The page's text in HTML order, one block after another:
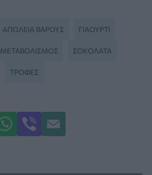
ΑΠΏΛΕΙΑ ΒΆΡΟΥΣ ΓΙΑΟΎΡΤΙ
ΜΕΤΑΒΟΛΙΣΜΟΣ ΣΟΚΟΛΆΤΑ
ΤΡΟΦΈΣ